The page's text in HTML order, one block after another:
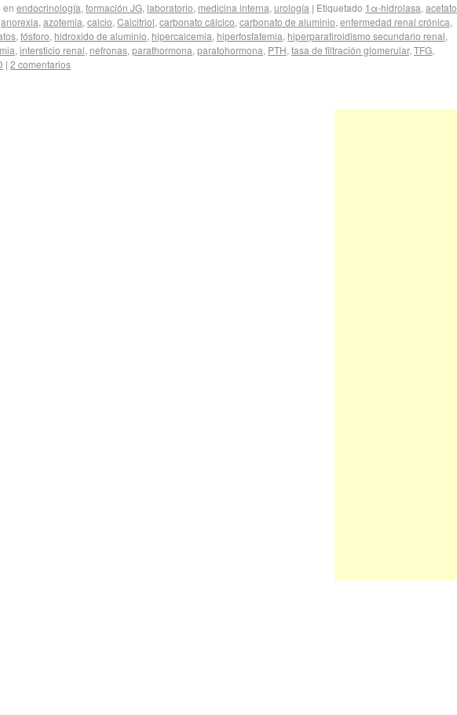
en endocrinología, formación JG, laboratorio, medicina interna, urología | Etiquetado 1α-hidrolasa, acetato
anorexia, azotemia, calcio, Calcitriol, carbonato cálcico, carbonato de aluminio, enfermedad renal crónica,
, fósforo, hidroxido de aluminio, hipercalcemia, hiperfosfatemia, hiperparatiroidismo secundario renal,
, intersticio renal, nefronas, parathormona, paratohormona, PTH, tasa de filtración glomerular, TFG,
| 2 comentarios